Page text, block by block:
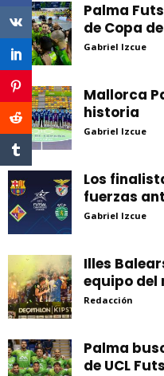
Palma
de Copa
Gabriel Izcue
Mallorca
historia
Gabriel Izcue
Los
fuerzas
Gabriel Izcue
Illes
equipo del
Redacción
Palma
de UCL